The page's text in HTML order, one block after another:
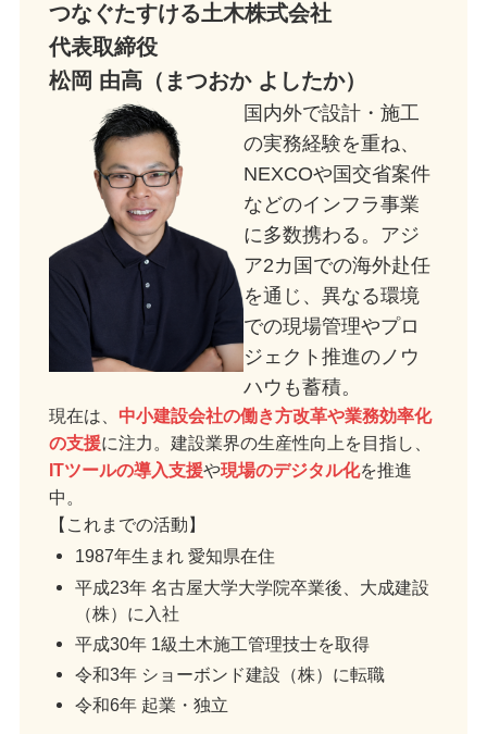
つなぐたすける土木株式会社
代表取締役
松岡 由高（まつおか よしたか）
国内外で設計・施工
の実務経験を重ね、
NEXCOや国交省案件
などのインフラ事業
に多数携わる。アジ
ア2カ国での海外赴任
を通じ、異なる環境
での現場管理やプロ
ジェクト推進のノウ
ハウも蓄積。
現在は、 中小建設会社の働き方改革や業務効率化
の支援に注力。建設業界の生産性向上を目指し、
ITツールの導入支援や現場のデジタル化を推進
中。
【これまでの活動】
1987年生まれ 愛知県在住
平成23年 名古屋大学大学院卒業後、大成建設
（株）に入社
平成30年 1級土木施工管理技士を取得
令和3年 ショーボンド建設（株）に転職
令和6年 起業・独立